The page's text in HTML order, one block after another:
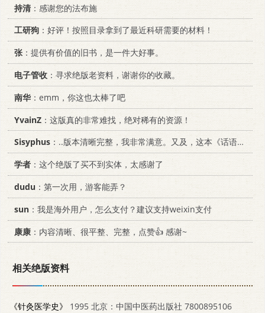
持清：感谢您的法布施
工研狗 ：好评！按照目录拿到了最近科研需要的材料！
张：提供有价值的旧书，是一件大好事。
电子管收 ：寻求绝版老资料，谢谢你的收藏。
南华：emm，你这也太棒了吧
YvainZ ：这版真的非常难找，绝对稀有的资源！
Sisyphus ：..版本清晰完整，我非常满意。又及，这本《话语的真相》...
学者 ：这个绝版了买不到实体，太感谢了
dudu ：第一次用，游客能弄？
sun ：我是海外用户，怎么支付？建议支持weixin支付
康康 ：内容清晰、很平整、完整，点赞👍 感谢~
相关绝版资料
《针灸医学史》
1995 北京：中国中医药出版社 7800895106